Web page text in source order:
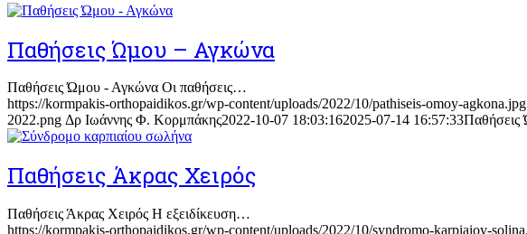
Παθήσεις Ώμου – Αγκώνα
Παθήσεις Ώμου - Αγκώνα Οι παθήσεις…
https://kormpakis-orthopaidikos.gr/wp-content/uploads/2022/10/pathiseis-omoy-agkona.jpg
2022.png Δρ Ιωάννης Φ. Κορμπάκης2022-10-07 18:03:162025-07-14 16:57:33
Παθήσεις Άκρας Χειρός
Παθήσεις Άκρας Χειρός Η εξειδίκευση…
https://kormpakis-orthopaidikos.gr/wp-content/uploads/2022/10/syndromo-karpiaioy-